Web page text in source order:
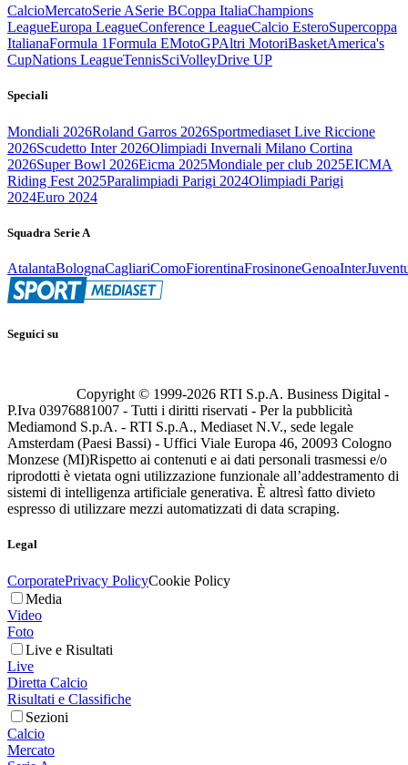
CalcioMercatoSerie ASerie BCoppa ItaliaChampions
LeagueEuropa LeagueConference LeagueCalcio EsteroSupercoppa
ItalianaFormula 1Formula EMotoGPAltri MotoriBasketAmerica's
CupNations LeagueTennisSciVolleyDrive UP
Speciali
Mondiali 2026Roland Garros 2026Sportmediaset Live Riccione
2026Scudetto Inter 2026Olimpiadi Invernali Milano Cortina
2026Super Bowl 2026Eicma 2025Mondiale per club 2025EICMA
Riding Fest 2025Paralimpiadi Parigi 2024Olimpiadi Parigi
2024Euro 2024
Squadra Serie A
AtalantaBolognaCagliariComoFiorentinaFrosinoneGenoaInter
Seguici su
Copyright © 1999-2026 RTI S.p.A. Business Digital -
P.Iva 03976881007 - Tutti i diritti riservati - Per la pubblicità
Mediamond S.p.A. - RTI S.p.A., Mediaset N.V., sede legale
Amsterdam (Paesi Bassi) - Uffici Viale Europa 46, 20093 Cologno
Monzese (MI)Rispetto ai contenuti e ai dati personali trasmessi e/o
riprodotti è vietata ogni utilizzazione funzionale all’addestramento di
sistemi di intelligenza artificiale generativa. È altresì fatto divieto
espresso di utilizzare mezzi automatizzati di data scraping.
Legal
CorporatePrivacy PolicyCookie Policy
Media
Video
Foto
Live e Risultati
Live
Diretta Calcio
Risultati e Classifiche
Sezioni
Calcio
Mercato